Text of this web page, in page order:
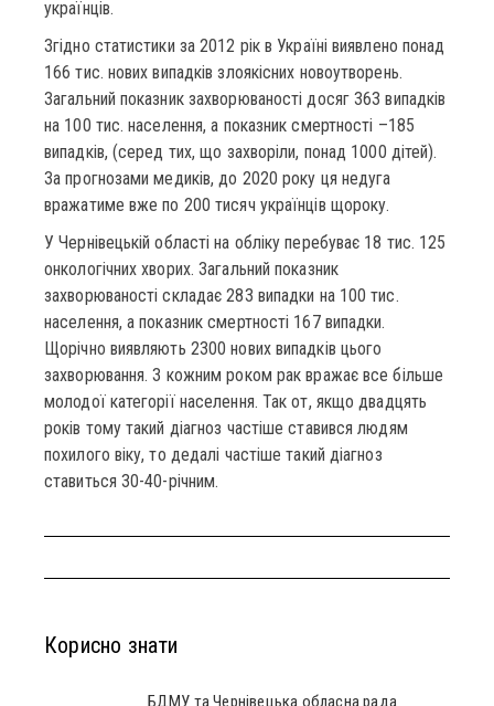
українців.
Згідно статистики за 2012 рік в Україні виявлено понад
166 тис. нових випадків злоякісних новоутворень.
Загальний показник захворюваності досяг 363 випадків
на 100 тис. населення, а показник смертності –185
випадків, (серед тих, що захворіли, понад 1000 дітей).
За прогнозами медиків, до 2020 року ця недуга
вражатиме вже по 200 тисяч українців щороку.
У Чернівецькій області на обліку перебуває 18 тис. 125
онкологічних хворих. Загальний показник
захворюваності складає 283 випадки на 100 тис.
населення, а показник смертності 167 випадки.
Щорічно виявляють 2300 нових випадків цього
захворювання. З кожним роком рак вражає все більше
молодої категорії населення. Так от, якщо двадцять
років тому такий діагноз частіше ставився людям
похилого віку, то дедалі частіше такий діагноз
ставиться 30-40-річним.
Корисно знати
БДМУ та Чернівецька обласна рада